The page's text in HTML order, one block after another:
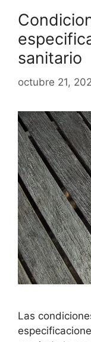
sanitario
octubre 21,
Las